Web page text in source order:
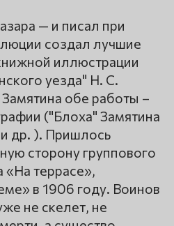
— и писал при
создал лучшие
иллюстрации
уезда" Н. С.
обе работы –
("Блоха" Замятина
др. ). Пришлось
сторону группового
«На террасе»,
в 1906 году. Воинов
не скелет, не